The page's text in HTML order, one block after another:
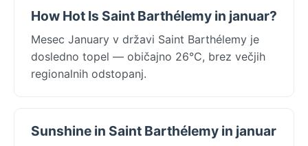
How Hot Is Saint Barthélemy in januar?
Mesec January v državi Saint Barthélemy je
dosledno topel — običajno 26°C, brez večjih
regionalnih odstopanj.
Sunshine in Saint Barthélemy in januar